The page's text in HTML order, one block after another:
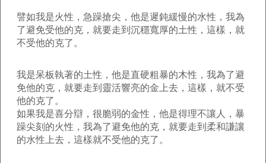
譬如我是火性，急躁搶尖，他是遲鈍緩慢的水性，我為
了避免受他的克，就要走到沉穩寬厚的土性，這樣，就
不受他的克了。
我是呆板執著的土性，他是直硬粗暴的木性，我為了避
免他的克，就要走到靈活響亮的金上去，這樣，就不受
他的克了。
如果我是喜分辯，很脆弱的金性，他是得理不讓人，暴
躁尖刻的火性，我為了避免他的克，就要走到柔和謙讓
的水性上去，這樣就不受他的克了。